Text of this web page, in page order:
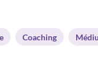
Coaching